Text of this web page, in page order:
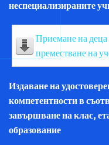
неспециализираните
Приемане на деца
преместване на
Издаване на
компетентности в
завършване на клас,
образование